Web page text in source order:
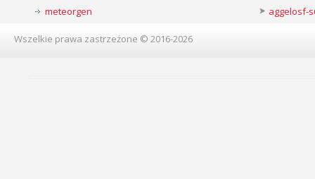
meteorgen
aggelosf-
Wszelkie prawa zastrzeżone © 2016-2026